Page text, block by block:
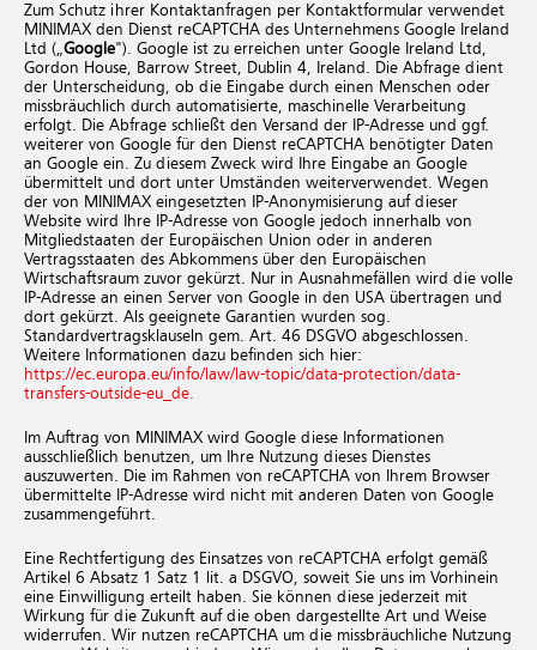
Zum Schutz ihrer Kontaktanfragen per Kontaktformular verwendet
MINIMAX den Dienst reCAPTCHA des Unternehmens Google Ireland
Ltd („ Google"). Google ist zu erreichen unter Google Ireland Ltd,
Gordon House, Barrow Street, Dublin 4, Ireland. Die Abfrage dient
der Unterscheidung, ob die Eingabe durch einen Menschen oder
missbräuchlich durch automatisierte, maschinelle Verarbeitung
erfolgt. Die Abfrage schließt den Versand der IP-Adresse und ggf.
weiterer von Google für den Dienst reCAPTCHA benötigter Daten
an Google ein. Zu diesem Zweck wird Ihre Eingabe an Google
übermittelt und dort unter Umständen weiterverwendet. Wegen
der von MINIMAX eingesetzten IP-Anonymisierung auf dieser
Website wird Ihre IP-Adresse von Google jedoch innerhalb von
Mitgliedstaaten der Europäischen Union oder in anderen
Vertragsstaaten des Abkommens über den Europäischen
Wirtschaftsraum zuvor gekürzt. Nur in Ausnahmefällen wird die volle
IP-Adresse an einen Server von Google in den USA übertragen und
dort gekürzt. Als geeignete Garantien wurden sog.
Standardvertragsklauseln gem. Art. 46 DSGVO abgeschlossen.
Weitere Informationen dazu befinden sich hier:
https://ec.europa.eu/info/law/law-topic/data-protection/data-
transfers-outside-eu_de.
Im Auftrag von MINIMAX wird Google diese Informationen
ausschließlich benutzen, um Ihre Nutzung dieses Dienstes
auszuwerten. Die im Rahmen von reCAPTCHA von Ihrem Browser
übermittelte IP-Adresse wird nicht mit anderen Daten von Google
zusammengeführt.
Eine Rechtfertigung des Einsatzes von reCAPTCHA erfolgt gemäß
Artikel 6 Absatz 1 Satz 1 lit. a DSGVO, soweit Sie uns im Vorhinein
eine Einwilligung erteilt haben. Sie können diese jederzeit mit
Wirkung für die Zukunft auf die oben dargestellte Art und Weise
widerrufen. Wir nutzen reCAPTCHA um die missbräuchliche Nutzung